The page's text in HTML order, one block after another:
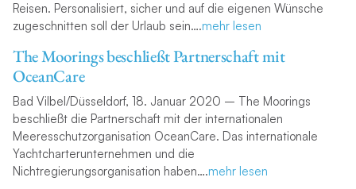
Reisen. Personalisiert, sicher und auf die eigenen Wünsche
zugeschnitten soll der Urlaub sein….mehr lesen
The Moorings beschließt Partnerschaft mit
OceanCare
Bad Vilbel/Düsseldorf, 18. Januar 2020 – The Moorings
beschließt die Partnerschaft mit der internationalen
Meeresschutzorganisation OceanCare. Das internationale
Yachtcharterunternehmen und die
Nichtregierungsorganisation haben….mehr lesen